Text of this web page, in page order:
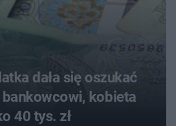
dała się oszukać
bankowcowi, kobieta
40 tys. zł